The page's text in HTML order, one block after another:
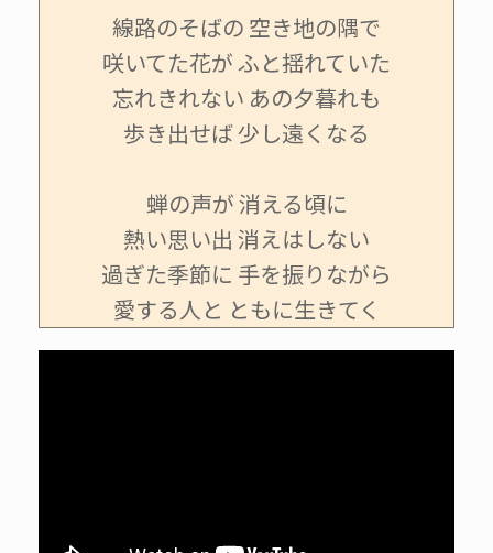
線路のそばの 空き地の隅で
咲いてた花が ふと揺れていた
忘れきれない あの夕暮れも
歩き出せば 少し遠くなる
蝉の声が 消える頃に
熱い思い出 消えはしない
過ぎた季節に 手を振りながら
愛する人と ともに生きてく